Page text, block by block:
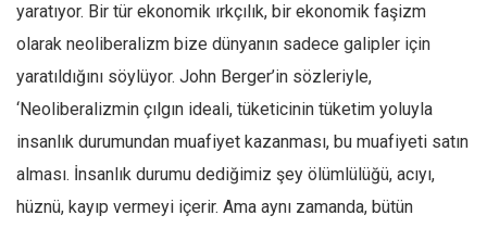
yaratıyor. Bir tür ekonomik ırkçılık, bir ekonomik faşizm
olarak neoliberalizm bize dünyanın sadece galipler için
yaratıldığını söylüyor. John Berger’in sözleriyle,
‘Neoliberalizmin çılgın ideali, tüketicinin tüketim yoluyla
insanlık durumundan muafiyet kazanması, bu muafiyeti satın
alması. İnsanlık durumu dediğimiz şey ölümlülüğü, acıyı,
hüznü, kayıp vermeyi içerir. Ama aynı zamanda, bütün